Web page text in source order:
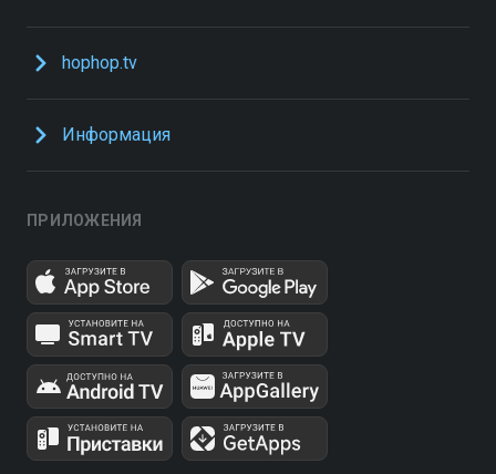
hophop.tv
Информация
ПРИЛОЖЕНИЯ